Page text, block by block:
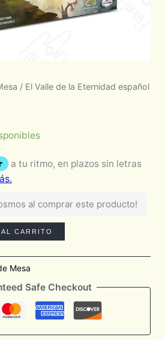
/ El Valle de la Eternidad español
al comprar este producto!
CARRITO
Mesa
Safe Checkout